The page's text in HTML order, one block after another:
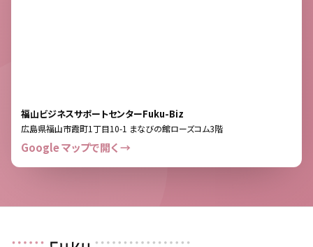
福山ビジネスサポートセンターFuku-Biz
広島県福山市霞町1丁目10-1 まなびの館ローズコム3階
Google マップで開く →